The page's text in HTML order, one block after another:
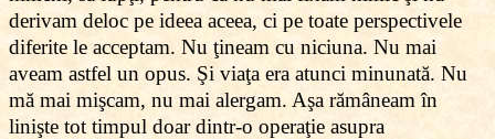
derivam deloc pe ideea aceea, ci pe toate perspectivele
diferite le acceptam. Nu ţineam cu niciuna. Nu mai
aveam astfel un opus. Şi viaţa era atunci minunată. Nu
mă mai mişcam, nu mai alergam. Aşa rămâneam în
linişte tot timpul doar dintr-o operaţie asupra